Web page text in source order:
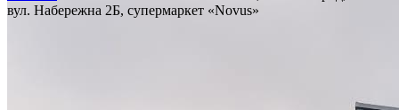
вул. Набережна 2Б, супермаркет «Novus»